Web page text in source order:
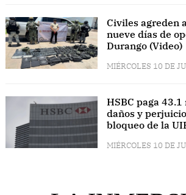
Civiles agreden
nueve días de
Durango (Video)
MIÉRCOLES 10 DE
HSBC paga
daños y
bloqueo de la
MIÉRCOLES 10 DE